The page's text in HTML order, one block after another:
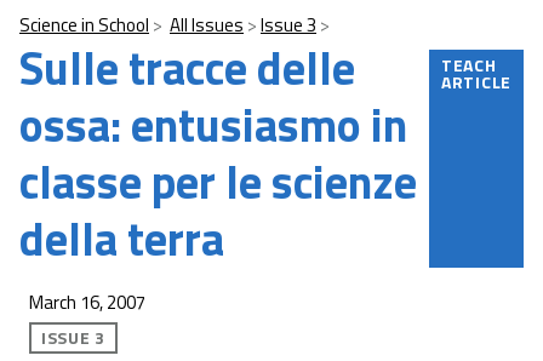
Science in School All Issues Issue 3
Sulle tracce delle
ossa: entusiasmo in
classe per le scienze
della terra
TEACH
ARTICLE
March 16, 2007
ISSUE 3